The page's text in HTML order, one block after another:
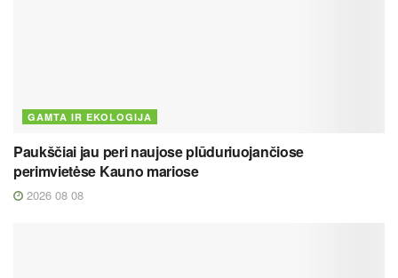
GAMTA IR EKOLOGIJA
Paukščiai jau peri naujose plūduriuojančiose
perimvietėse Kauno mariose
2026 08 08